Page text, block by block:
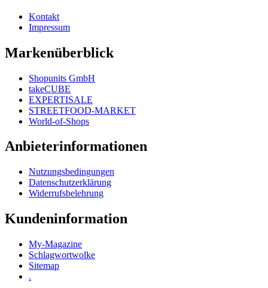
Kontakt
Impressum
Markenüberblick
Shopunits GmbH
takeCUBE
EXPERTISALE
STREETFOOD-MARKET
World-of-Shops
Anbieterinformationen
Nutzungsbedingungen
Datenschutzerklärung
Widerrufsbelehrung
Kundeninformation
My-Magazine
Schlagwortwolke
Sitemap
.